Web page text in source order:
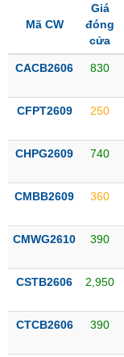
doanh
Tin
Tâm
thị
trường
Mã CW
Giá
đóng
cửa
CACB2606 830
CFPT2609 250
CHPG2609 740
CMBB2609 360
CMWG2610 390
CSTB2606 2,950
CTCB2606 390
VẬT
CÔNG
DÙNG
THIẾT
YẾU